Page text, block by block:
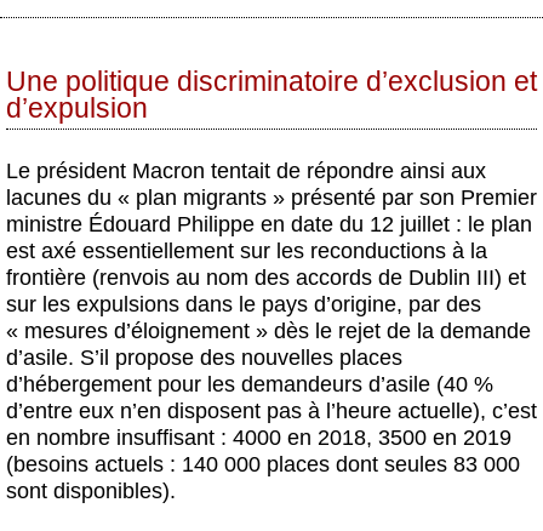
Une politique discriminatoire d’exclusion et
d’expulsion
Le président Macron tentait de répondre ainsi aux
lacunes du « plan migrants » présenté par son Premier
ministre Édouard Philippe en date du 12 juillet : le plan
est axé essentiellement sur les reconductions à la
frontière (renvois au nom des accords de Dublin III) et
sur les expulsions dans le pays d’origine, par des
« mesures d’éloignement » dès le rejet de la demande
d’asile. S’il propose des nouvelles places
d’hébergement pour les demandeurs d’asile (40 %
d’entre eux n’en disposent pas à l’heure actuelle), c’est
en nombre insuffisant : 4000 en 2018, 3500 en 2019
(besoins actuels : 140 000 places dont seules 83 000
sont disponibles).